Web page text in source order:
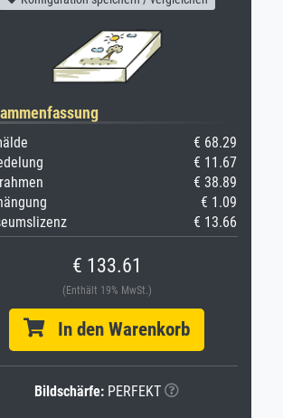
€ 68.29
€ 11.67
€ 38.89
€ 1.09
€ 13.66
€ 133.61
(Enthält 19% MwSt.)
In den Warenkorb
Bildschärfe: PERFEKT